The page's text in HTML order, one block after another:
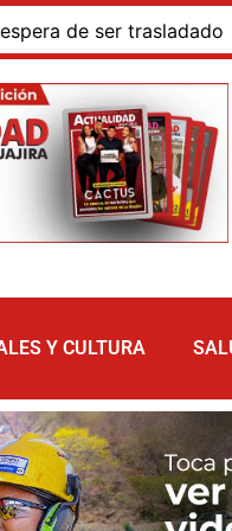
ser trasladado
Y CULTURA